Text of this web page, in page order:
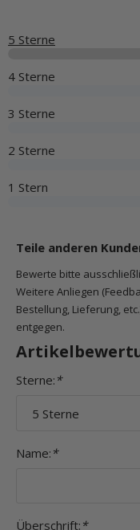
5 Sterne
4 Sterne
3 Sterne
2 Sterne
1 Stern
Teile anderen
Bewerte bitte
Weitere Anliegen
Bestellung, Lieferung,
entgegen.
Sterne: *
Name: *
Überschrift: *